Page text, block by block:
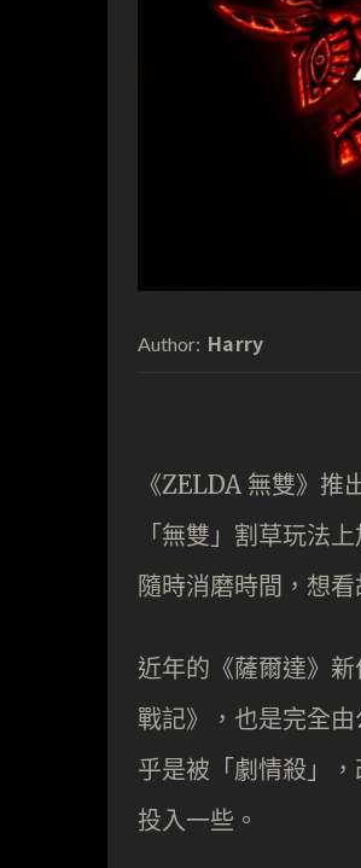
Author: Harry
《ZELDA 無雙》
「無雙」割草玩法
隨時消磨時間，想
近年的《薩爾達》
戰記》，也是完全
乎是被「劇情殺」
投入一些。